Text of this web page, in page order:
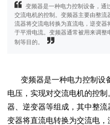
变频器是一种电力控制设备，通
交流电机的控制。变频器主要由整
流器将交流电转换为直流电，逆变器
于平滑电流。变频器通常被用来调
制等目的。
变频器是一种电力控制设
电压，实现对交流电机的控
器、逆变器等组成，其中整
变器将直流电转换为交流电